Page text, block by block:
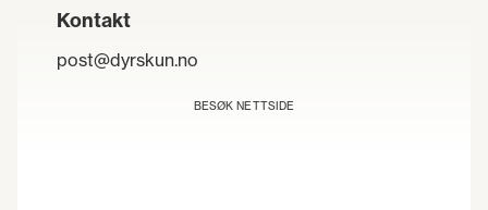
Kontakt
post@dyrskun.no
BESØK NETTSIDE